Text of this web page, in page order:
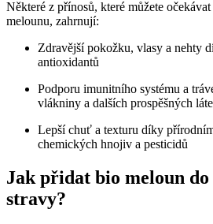
Některé z přínosů, které ⁢můžete
melounu, zahrnují:
Zdravější pokožku, vlasy a nehty
antioxidantů
Podporu imunitního systému ‍a
vlákniny a dalších prospěšných
Lepší chuť ⁣a texturu díky‍
chemických hnojiv a pesticidů
Jak ⁣přidat bio ⁣meloun
stravy?